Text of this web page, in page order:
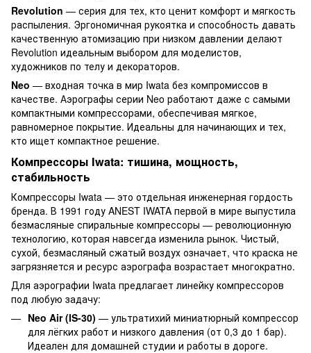
Revolution — серия для тех, кто ценит комфорт и мягкость
распыления. Эргономичная рукоятка и способность давать
качественную атомизацию при низком давлении делают
Revolution идеальным выбором для моделистов,
художников по телу и декораторов.
Neo — входная точка в мир Iwata без компромиссов в
качестве. Аэрографы серии Neo работают даже с самыми
компактными компрессорами, обеспечивая мягкое,
равномерное покрытие. Идеальны для начинающих и тех,
кто ищет компактное решение.
Компрессоры Iwata: тишина, мощность,
стабильность
Компрессоры Iwata — это отдельная инженерная гордость
бренда. В 1991 году ANEST IWATA первой в мире выпустила
безмасляные спиральные компрессоры — революционную
технологию, которая навсегда изменила рынок. Чистый,
сухой, безмасляный сжатый воздух означает, что краска не
загрязняется и ресурс аэрографа возрастает многократно.
Для аэрографии Iwata предлагает линейку компрессоров
под любую задачу:
Neo Air (IS-30) — ультратихий миниатюрный компрессор
для лёгких работ и низкого давления (от 0,3 до 1 бар).
Идеален для домашней студии и работы в дороге.